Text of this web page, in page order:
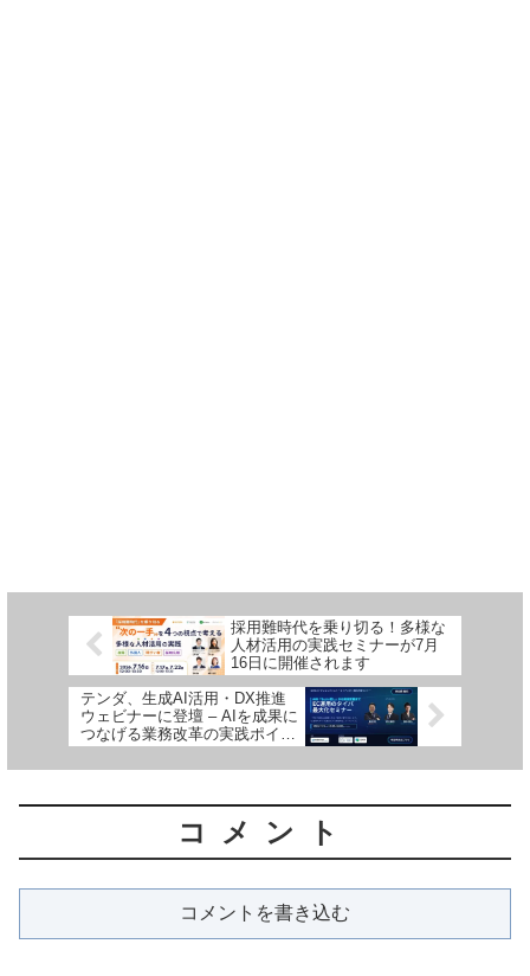
採用難時代を乗り切る！多様な
人材活用の実践セミナーが7月
16日に開催されます
テンダ、生成AI活用・DX推進
ウェビナーに登壇 – AIを成果に
つなげる業務改革の実践ポイン
トを解説
コメント
コメントを書き込む